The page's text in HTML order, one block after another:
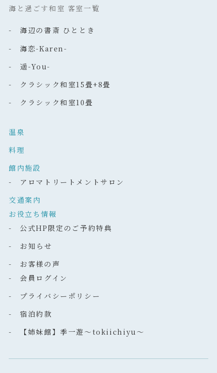
海と過ごす和室 客室一覧
- 海辺の書斎 ひととき
- 海恋-Karen-
- 遥-You-
- クラシック和室15畳+8畳
- クラシック和室10畳
温泉
料理
館内施設
- アロマトリートメントサロン
交通案内
お役立ち情報
- 公式HP限定のご予約特典
- お知らせ
- お客様の声
- 会員ログイン
- プライバシーポリシー
- 宿泊約款
- 【姉妹館】季一遊～tokiichiyu～